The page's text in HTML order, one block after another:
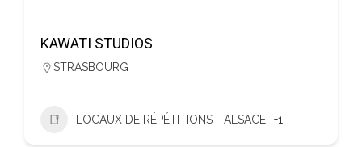
KAWATI STUDIOS
STRASBOURG
LOCAUX DE RÉPÉTITIONS - ALSACE +1